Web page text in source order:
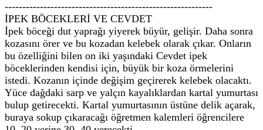
-----------------------------------------------------------
İPEK BÖCEKLERİ VE CEVDET
İpek böceği dut yaprağı yiyerek büyür, gelişir. Daha sonra
kozasını örer ve bu kozadan kelebek olarak çıkar. Onların
bu özelliğini bilen on iki yaşındaki Cevdet ipek
böceklerinden kendisi için, büyük bir koza örmelerini
istedi. Kozanın içinde değişim geçirerek kelebek olacaktı.
Yüce dağdaki sarp ve yalçın kayalıklardan kartal yumurtası
bulup getirecekti. Kartal yumurtasının üstüne delik açarak,
buraya sokup çıkaracağı öğretmen kalemleri öğrencilere